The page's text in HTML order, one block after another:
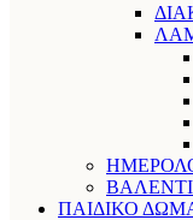
ΠΑΙΔΙΚΟ